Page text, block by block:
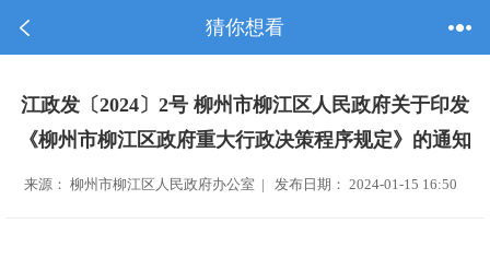
猜你想看
江政发〔2024〕2号 柳州市柳江区人民政府关于印发
《柳州市柳江区政府重大行政决策程序规定》的通知
来源： 柳州市柳江区人民政府办公室 | 发布日期： 2024-01-15 16:50